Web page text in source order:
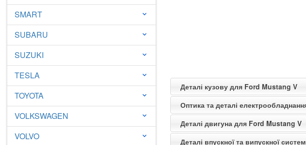
SMART keyboard_arrow_down
SUBARU keyboard_arrow_down
SUZUKI keyboard_arrow_down
TESLA keyboard_arrow_down
TOYOTA keyboard_arrow_down
VOLKSWAGEN keyboard_arrow_down
VOLVO keyboard_arrow_down
Деталі кузову для Ford Mustang V
Оптика та деталі
Деталі двигуна для Ford Mustang V
Деталі впускної та випускної